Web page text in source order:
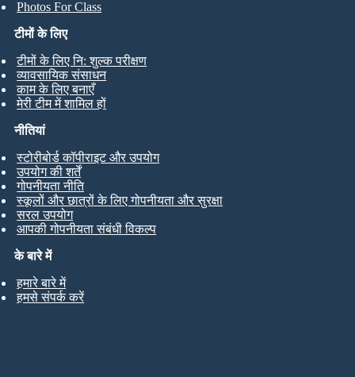
Photos For Class
टीमों के लिए
टीमों के लिए नि: शुल्क परीक्षण
व्यावसायिक संसाधन
काम के लिए बनाएँ
मेरी टीम में शामिल हों
के बारे में
हमारे बारे में
हमसे संपर्क करें
नीतियां
स्टोरीबोर्ड कॉपीराइट और उपयोग
उपयोग की शर्तें
गोपनीयता नीति
स्कूलों और छात्रों के लिए गोपनीयता और सुरक्षा
सरल उपयोग
आपकी गोपनीयता संबंधी विकल्प